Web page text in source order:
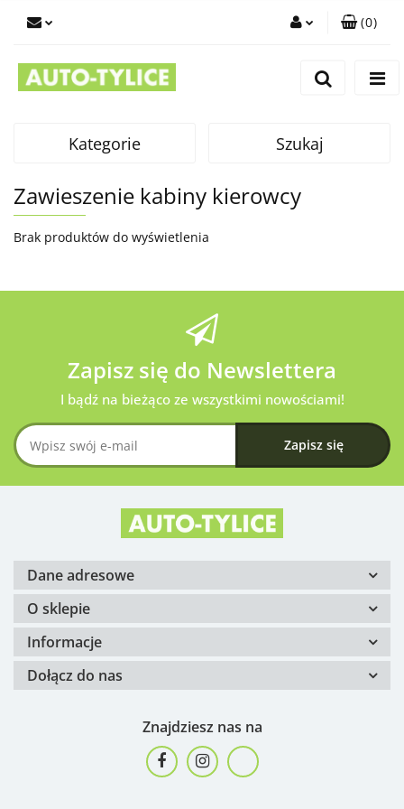
(0)
Kategorie Szukaj
Zawieszenie kabiny kierowcy
Brak produktów do wyświetlenia
Zapisz się do Newslettera
I bądź na bieżąco ze wszystkimi nowościami!
Dane adresowe
O sklepie
Informacje
Dołącz do nas
Znajdziesz nas na